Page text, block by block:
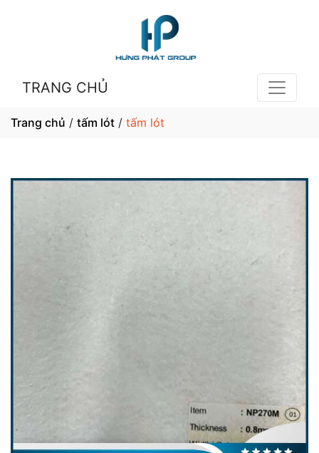
TRANG CHỦ
Trang chủ / tấm lót / tấm lót